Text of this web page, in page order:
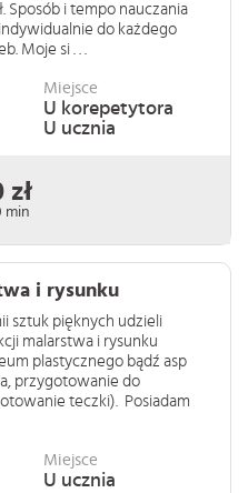
Sposób i tempo nauczania
do każdego
Moje si . . .
Miejsce
U korepetytora
U ucznia
zł
min
i rysunku
sztuk pięknych udzieli
malarstwa i rysunku
plastycznego bądź asp
przygotowanie do
teczki). Posiadam
Miejsce
U ucznia